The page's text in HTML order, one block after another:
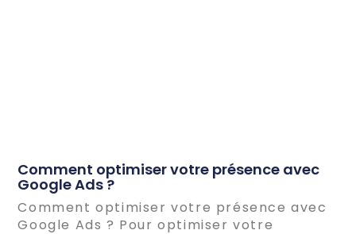
Comment optimiser votre présence avec
Google Ads ?
Comment optimiser votre présence avec
Google Ads ? Pour optimiser votre